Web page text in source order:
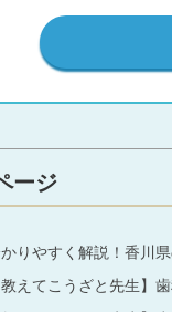
ージ
りやすく解説！香川
教えてこうざと先生】